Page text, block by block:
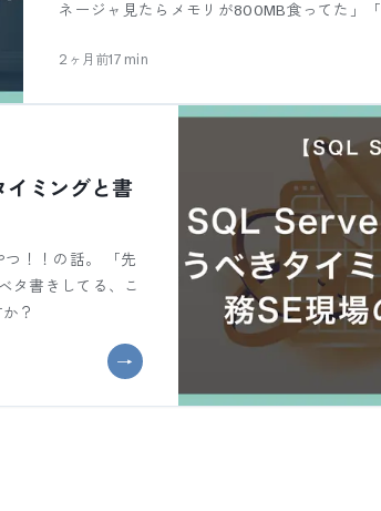
ネージャ見たらメモリが800MB食ってた」「
2ヶ月前17min
ミングと書
！！の話。 「先
タ書きしてる、こ
？